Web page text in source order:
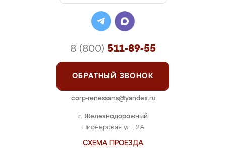
г. Железнодорожный
Пионерская ул., 2А
СХЕМА ПРОЕЗДА
8 (800) 511-89-55
ОБРАТНЫЙ ЗВОНОК
corp-renessans@yandex.ru